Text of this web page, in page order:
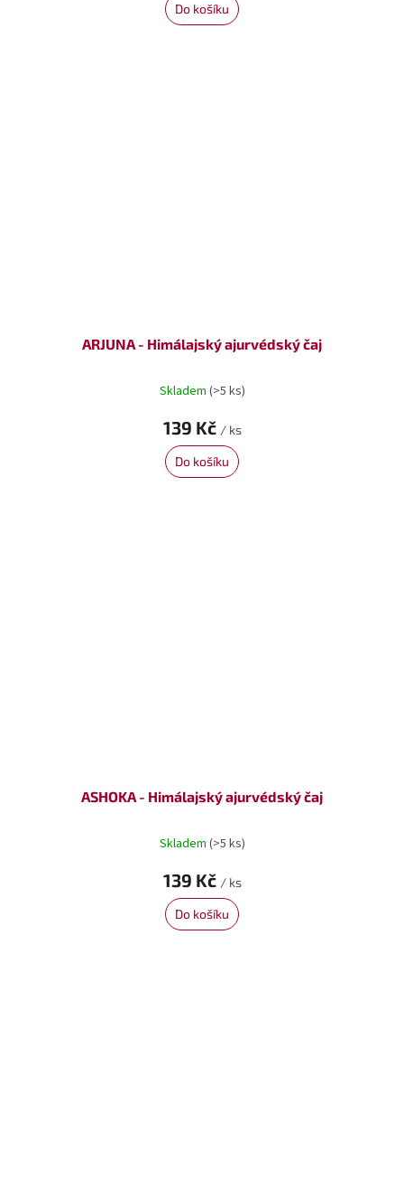
Do košíku
ARJUNA - Himálajský ajurvédský čaj
Skladem (>5 ks)
139 Kč / ks
Do košíku
ASHOKA - Himálajský ajurvédský čaj
Skladem (>5 ks)
139 Kč / ks
Do košíku